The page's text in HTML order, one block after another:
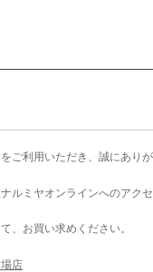
ご利用いただき、誠にありが
ルミヤオンラインへのアク
、お買い求めください。
店